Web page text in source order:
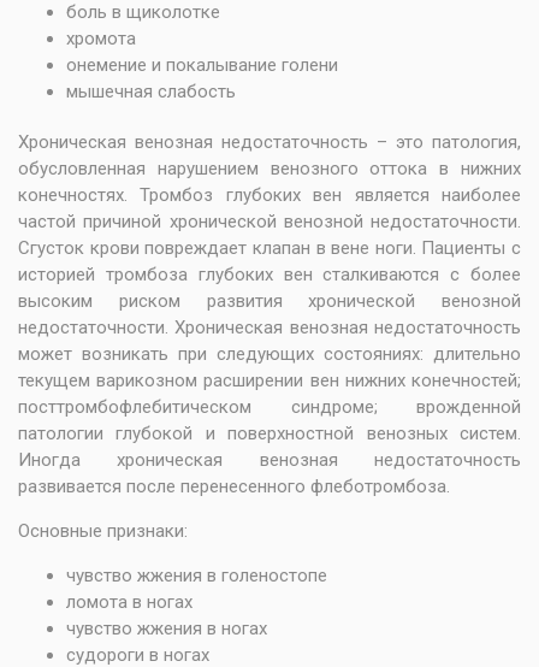
боль в щиколотке
хромота
онемение и покалывание голени
мышечная слабость
Хроническая венозная недостаточность – это патология,
обусловленная нарушением венозного оттока в нижних
конечностях. Тромбоз глубоких вен является наиболее
частой причиной хронической венозной недостаточности.
Сгусток крови повреждает клапан в вене ноги. Пациенты с
историей тромбоза глубоких вен сталкиваются с более
высоким риском развития хронической венозной
недостаточности. Хроническая венозная недостаточность
может возникать при следующих состояниях: длительно
текущем варикозном расширении вен нижних конечностей;
посттромбофлебитическом синдроме; врожденной
патологии глубокой и поверхностной венозных систем.
Иногда хроническая венозная недостаточность
развивается после перенесенного флеботромбоза.
Основные признаки:
чувство жжения в голеностопе
ломота в ногах
чувство жжения в ногах
судороги в ногах